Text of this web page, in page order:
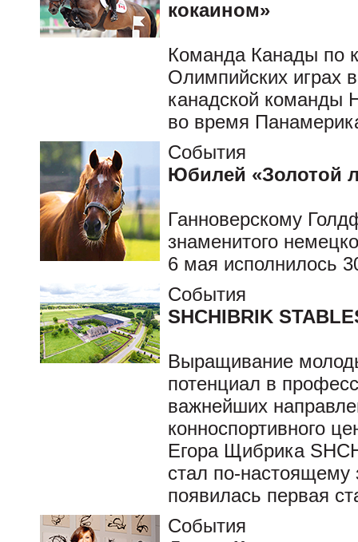
кокаином»
Команда Канады по
Олимпийских играх
канадской команды
во время
События
Юбилей «Золотой
Ганноверскому
знаменитого
6 мая исполнилось
События
SHCHIBRIK
Выращивание
потенциал в
важнейших
конноспортивного
Егора Щибрика
стал по-настоящему
появилась первая
События